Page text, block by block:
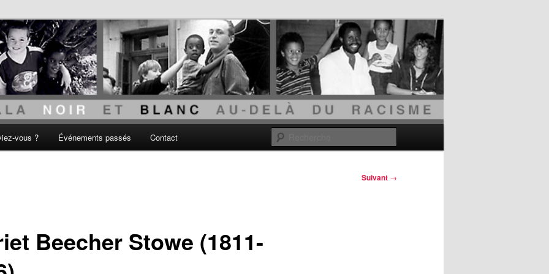
vous ? Événements passés Contact
Suivant →
Beecher Stowe (1811-